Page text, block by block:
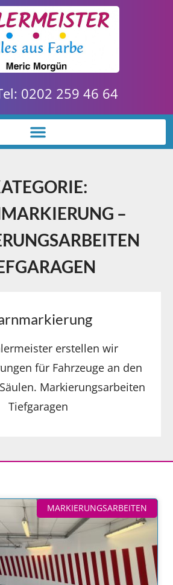
0202 259 46 64
–
erstellen wir
für Fahrzeuge an den
Markierungsarbeiten
Tiefgaragen
MARKIERUNGSARBEITEN